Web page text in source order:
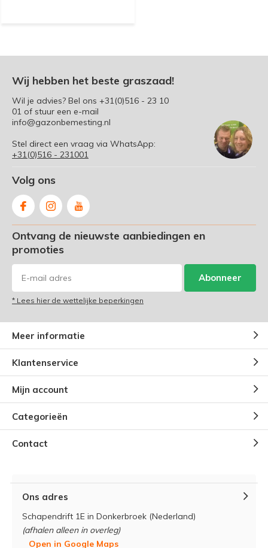
Wij hebben het beste graszaad!
Wil je advies? Bel ons +31(0)516 - 23 10
01 of stuur een e-mail
info@gazonbemesting.nl
Stel direct een vraag via WhatsApp:
+31(0)516 - 231001
Volg ons
Ontvang de nieuwste aanbiedingen en
promoties
Abonneer
* Lees hier de wettelijke beperkingen
Meer informatie
Klantenservice
Mijn account
Categorieën
Contact
Ons adres
Schapendrift 1E in Donkerbroek (Nederland)
(afhalen alleen in overleg)
Open in Google Maps